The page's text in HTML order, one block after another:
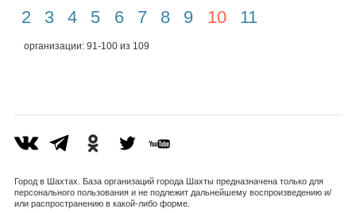
2 3 4 5 6 7 8 9 10 11
организации: 91-100 из 109
Город в Шахтах. База организаций города Шахты предназначена только для
персонального пользования и не подлежит дальнейшему воспроизведению и/
или распространению в какой-либо форме.